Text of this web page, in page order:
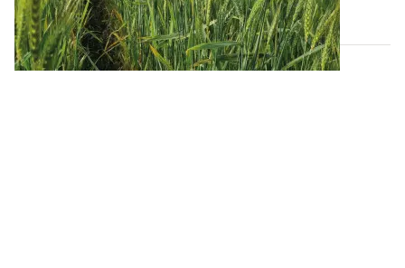
11 SEPT. 2025